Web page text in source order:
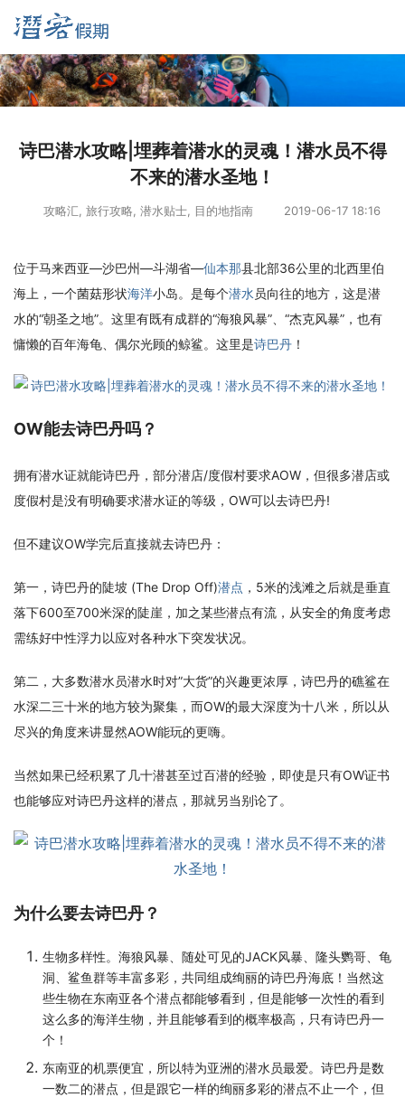
诗巴潜水攻略|埋葬着潜水的灵魂！潜水员不得
不来的潜水圣地！
攻略汇, 旅行攻略, 潜水贴士, 目的地指南 2019-06-17 18:16
位于马来西亚—沙巴州—斗湖省—仙本那县北部36公里的北西里伯
海上，一个菌菇形状海洋小岛。是每个潜水员向往的地方，这是潜
水的“朝圣之地”。这里有既有成群的“海狼风暴”、“杰克风暴”，也有
慵懒的百年海龟、偶尔光顾的鲸鲨。这里是诗巴丹 ！
OW能去诗巴丹吗？
拥有潜水证就能诗巴丹，部分潜店/度假村要求AOW，但很多潜店或
度假村是没有明确要求潜水证的等级，OW可以去诗巴丹!
但不建议OW学完后直接就去诗巴丹：
第一，诗巴丹的陡坡 (The Drop Off)潜点 ，5米的浅滩之后就是垂直
落下600至700米深的陡崖，加之某些潜点有流，从安全的角度考虑
需练好中性浮力以应对各种水下突发状况。
第二，大多数潜水员潜水时对”大货”的兴趣更浓厚，诗巴丹的礁鲨在
水深二三十米的地方较为聚集，而OW的最大深度为十八米，所以从
尽兴的角度来讲显然AOW能玩的更嗨。
当然如果已经积累了几十潜甚至过百潜的经验，即使是只有OW证书
也能够应对诗巴丹这样的潜点，那就另当别论了。
为什么要去诗巴丹？
生物多样性。海狼风暴、随处可见的JACK风暴、隆头鹦哥、龟
洞、鲨鱼群等丰富多彩，共同组成绚丽的诗巴丹海底！当然这
些生物在东南亚各个潜点都能够看到，但是能够一次性的看到
这么多的海洋生物，并且能够看到的概率极高，只有诗巴丹一
个！
东南亚的机票便宜，所以特为亚洲的潜水员最爱。诗巴丹是数
一数二的潜点，但是跟它一样的绚丽多彩的潜点不止一个，但